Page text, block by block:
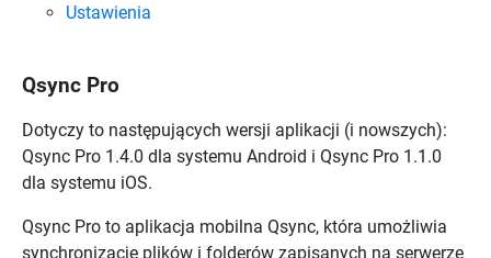
Ustawienia
Qsync Pro
Dotyczy to następujących wersji aplikacji (i nowszych):
Qsync Pro 1.4.0 dla systemu Android i Qsync Pro 1.1.0
dla systemu iOS.
Qsync Pro to aplikacja mobilna Qsync, która umożliwia
synchronizację plików i folderów zapisanych na serwerze